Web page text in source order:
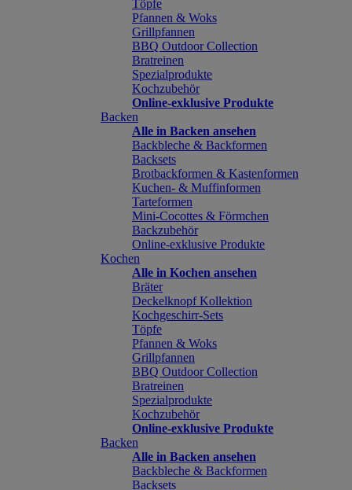
Töpfe
Pfannen & Woks
Grillpfannen
BBQ Outdoor Collection
Bratreinen
Spezialprodukte
Kochzubehör
Online-exklusive Produkte
Backen
Alle in Backen ansehen
Backbleche & Backformen
Backsets
Brotbackformen & Kastenformen
Kuchen- & Muffinformen
Tarteformen
Mini-Cocottes & Förmchen
Backzubehör
Online-exklusive Produkte
Kochen
Alle in Kochen ansehen
Bräter
Deckelknopf Kollektion
Kochgeschirr-Sets
Töpfe
Pfannen & Woks
Grillpfannen
BBQ Outdoor Collection
Bratreinen
Spezialprodukte
Kochzubehör
Online-exklusive Produkte
Backen
Alle in Backen ansehen
Backbleche & Backformen
Backsets